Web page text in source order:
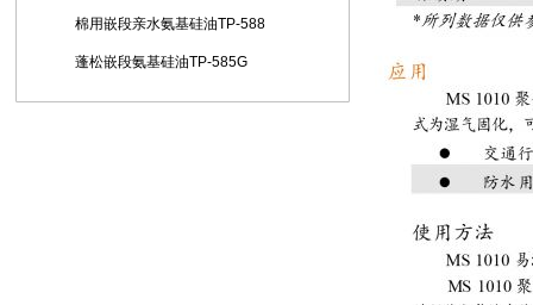
棉用嵌段亲水氨基硅油TP-588
蓬松嵌段氨基硅油TP-585G